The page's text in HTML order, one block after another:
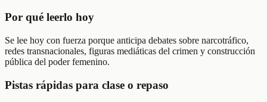
Por qué leerlo hoy
Se lee hoy con fuerza porque anticipa debates sobre narcotráfico,
redes transnacionales, figuras mediáticas del crimen y construcción
pública del poder femenino.
Pistas rápidas para clase o repaso